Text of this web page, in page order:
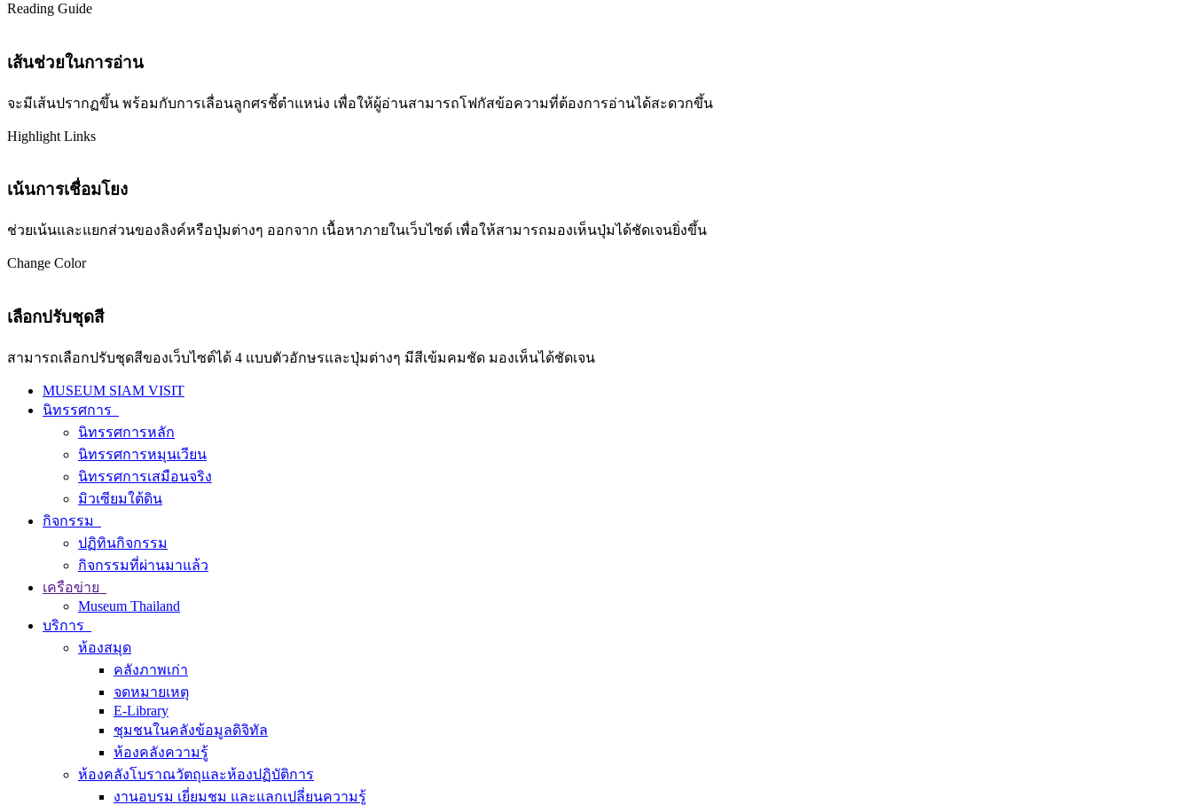
Reading Guide
เส้นช่วยในการอ่าน
จะมีเส้นปรากฏขึ้น พร้อมกับการเลื่อนลูกศรชี้ตำแหน่ง เพื่อให้ผู้อ่านสามารถโฟกัสข้อความที่ต้องการอ่านได้สะดวกขึ้น
Highlight Links
เน้นการเชื่อมโยง
ช่วยเน้นและแยกส่วนของลิงค์หรือปุ่มต่างๆ ออกจาก เนื้อหาภายในเว็บไซต์ เพื่อให้สามารถมองเห็นปุ่มได้ชัดเจนยิ่งขึ้น
Change Color
เลือกปรับชุดสี
สามารถเลือกปรับชุดสีของเว็บไซต์ได้ 4 แบบตัวอักษรและปุ่มต่างๆ มีสีเข้มคมชัด มองเห็นได้ชัดเจน
MUSEUM SIAM VISIT
นิทรรศการ
นิทรรศการหลัก
นิทรรศการหมุนเวียน
นิทรรศการเสมือนจริง
มิวเซียมใต้ดิน
กิจกรรม
ปฏิทินกิจกรรม
กิจกรรมที่ผ่านมาแล้ว
เครือข่าย
Museum Thailand
บริการ
ห้องสมุด
คลังภาพเก่า
จดหมายเหตุ
E-Library
ชุมชนในคลังข้อมูลดิจิทัล
ห้องคลังความรู้
ห้องคลังโบราณวัตถุและห้องปฏิบัติการ
งานอบรม เยี่ยมชม และแลกเปลี่ยนความรู้